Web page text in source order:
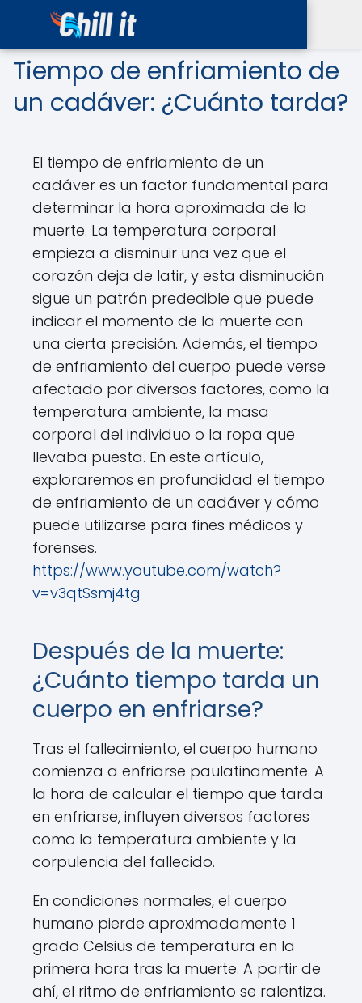
Tiempo de enfriamiento de
un cadáver: ¿Cuánto tarda?
El tiempo de enfriamiento de un
cadáver es un factor fundamental para
determinar la hora aproximada de la
muerte. La temperatura corporal
empieza a disminuir una vez que el
corazón deja de latir, y esta disminución
sigue un patrón predecible que puede
indicar el momento de la muerte con
una cierta precisión. Además, el tiempo
de enfriamiento del cuerpo puede verse
afectado por diversos factores, como la
temperatura ambiente, la masa
corporal del individuo o la ropa que
llevaba puesta. En este artículo,
exploraremos en profundidad el tiempo
de enfriamiento de un cadáver y cómo
puede utilizarse para fines médicos y
forenses.
https://www.youtube.com/watch?
v=v3qtSsmj4tg
Después de la muerte:
¿Cuánto tiempo tarda un
cuerpo en enfriarse?
Tras el fallecimiento, el cuerpo humano
comienza a enfriarse paulatinamente. A
la hora de calcular el tiempo que tarda
en enfriarse, influyen diversos factores
como la temperatura ambiente y la
corpulencia del fallecido.
En condiciones normales, el cuerpo
humano pierde aproximadamente 1
grado Celsius de temperatura en la
primera hora tras la muerte. A partir de
ahí, el ritmo de enfriamiento se ralentiza.